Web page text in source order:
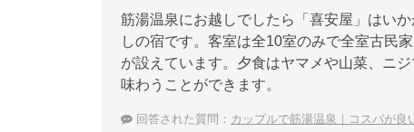
筋湯温泉にお越しでしたら「喜安屋」はい
しの宿です。客室は全10室のみで全室古民
が設えています。夕食はヤマメや山菜、ニ
味わうことができます。
回答された質問： カップルで筋湯温泉｜コスパが良